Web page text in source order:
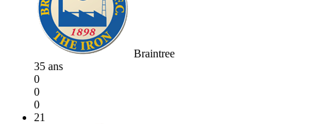
Braintree
35 ans
0
0
0
21